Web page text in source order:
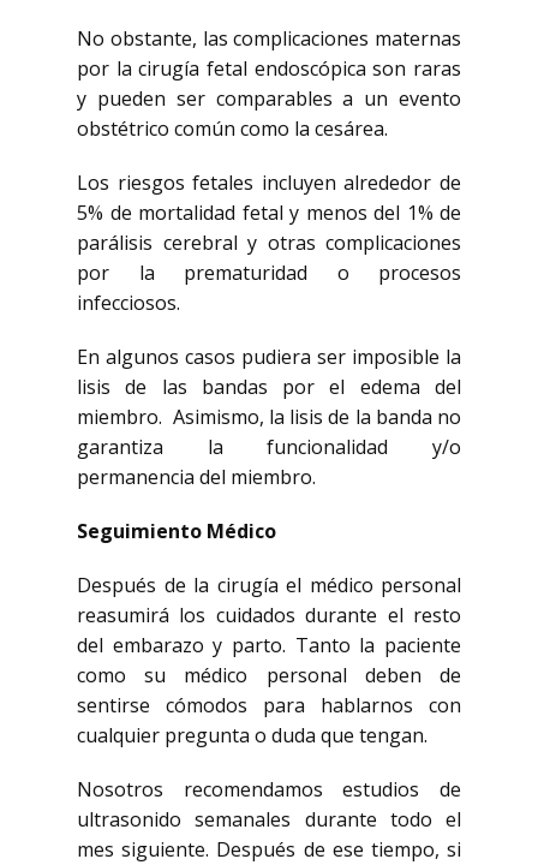
No obstante, las complicaciones maternas
por la cirugía fetal endoscópica son raras
y pueden ser comparables a un evento
obstétrico común como la cesárea.
Los riesgos fetales incluyen alrededor de
5% de mortalidad fetal y menos del 1% de
parálisis cerebral y otras complicaciones
por la prematuridad o procesos
infecciosos.
En algunos casos pudiera ser imposible la
lisis de las bandas por el edema del
miembro. Asimismo, la lisis de la banda no
garantiza la funcionalidad y/o
permanencia del miembro.
Seguimiento Médico
Después de la cirugía el médico personal
reasumirá los cuidados durante el resto
del embarazo y parto. Tanto la paciente
como su médico personal deben de
sentirse cómodos para hablarnos con
cualquier pregunta o duda que tengan.
Nosotros recomendamos estudios de
ultrasonido semanales durante todo el
mes siguiente. Después de ese tiempo, si